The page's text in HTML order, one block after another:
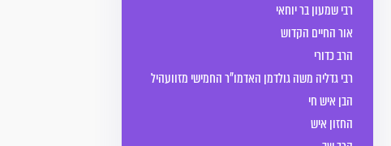
רבי שמעון בר יוחאי
אור החיים הקדוש
הרב כדורי
רבי גדליה משה גולדמן האדמו"ר החמישי מזוועהיל
הבן איש חי
החזון איש